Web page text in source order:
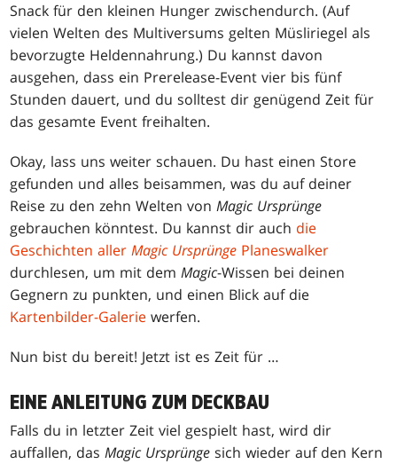
Snack für den kleinen Hunger zwischendurch. (Auf
vielen Welten des Multiversums gelten Müsliriegel als
bevorzugte Heldennahrung.) Du kannst davon
ausgehen, dass ein Prerelease-Event vier bis fünf
Stunden dauert, und du solltest dir genügend Zeit für
das gesamte Event freihalten.
Okay, lass uns weiter schauen. Du hast einen Store
gefunden und alles beisammen, was du auf deiner
Reise zu den zehn Welten vonMagic Ursprünge
gebrauchen könntest. Du kannst dir auch die
Geschichten allerMagicUrsprünge Planeswalker
durchlesen, um mit demMagic-Wissen bei deinen
Gegnern zu punkten, und einen Blick auf die
Kartenbilder-Galerie werfen.
Nun bist du bereit! Jetzt ist es Zeit für …
EINE ANLEITUNG ZUM DECKBAU
Falls du in letzter Zeit viel gespielt hast, wird dir
auffallen, dasMagic Ursprünge sich wieder auf den Kern